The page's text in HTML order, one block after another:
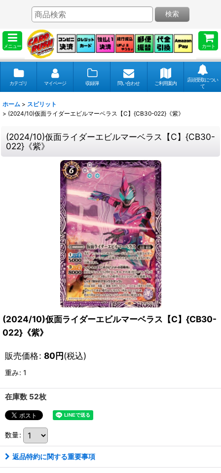
メニュー カート
検索
カテゴリ マイページ 収録弾 問い合わせ ご利用案内
店頭受取につい
て
ホーム > スピリット
> (2024/10)仮面ライダーエビルマーベラス【C】{CB30-022}《紫》
(2024/10)仮面ライダーエビルマーベラス【C】{CB30-
022}《紫》
(2024/10)仮面ライダーエビルマーベラス【C】{CB30-
022}《紫》
販売価格: 80円(税込)
重み: 1
在庫数 52枚
数量:
返品特約に関する重要事項